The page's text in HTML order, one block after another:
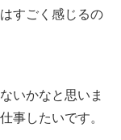
すごく感じるの
いかなと思いま
事したいです。